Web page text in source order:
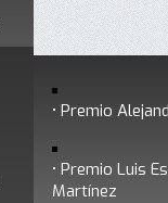
Premio
Premio Luis
Martínez